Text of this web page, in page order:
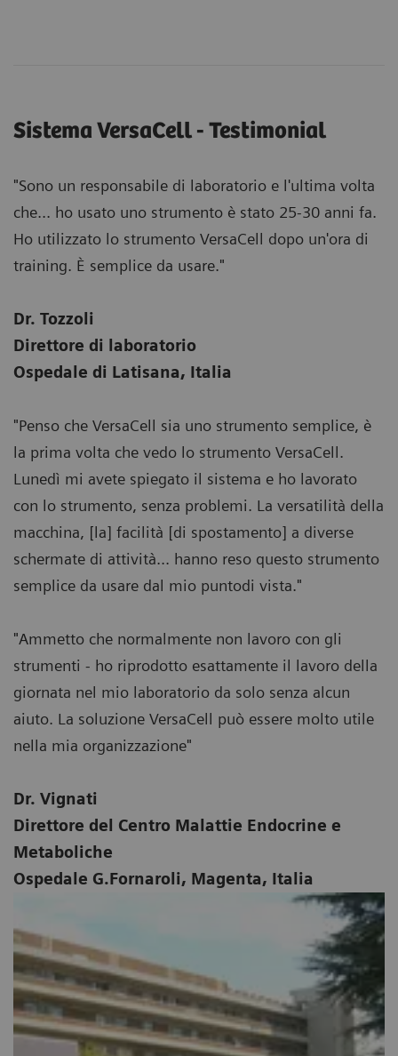
Sistema VersaCell - Testimonial
"Sono un responsabile di laboratorio e l'ultima volta
che... ho usato uno strumento è stato 25-30 anni fa.
Ho utilizzato lo strumento VersaCell dopo un'ora di
training. È semplice da usare."
Dr. Tozzoli
Direttore di laboratorio
Ospedale di Latisana, Italia
"Penso che VersaCell sia uno strumento semplice, è
la prima volta che vedo lo strumento VersaCell.
Lunedì mi avete spiegato il sistema e ho lavorato
con lo strumento, senza problemi. La versatilità della
macchina, [la] facilità [di spostamento] a diverse
schermate di attività... hanno reso questo strumento
semplice da usare dal mio puntodi vista."
"Ammetto che normalmente non lavoro con gli
strumenti - ho riprodotto esattamente il lavoro della
giornata nel mio laboratorio da solo senza alcun
aiuto. La soluzione VersaCell può essere molto utile
nella mia organizzazione"
Dr. Vignati
Direttore del Centro Malattie Endocrine e
Metaboliche
Ospedale G.Fornaroli, Magenta, Italia